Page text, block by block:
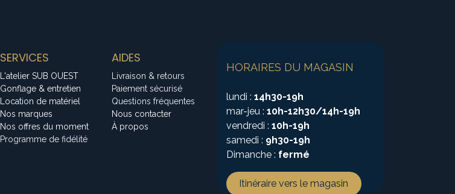
SERVICES
L'atelier SUB OUEST
Gonflage & entretien
Location de matériel
Nos marques
Nos offres du moment
Programme de fidélité
AIDES
Livraison & retours
Paiement sécurisé
Questions fréquentes
Nous contacter
À propos
HORAIRES DU MAGASIN
lundi : 14h30-19h
mar-jeu : 10h-12h30/14h-19h
vendredi : 10h-19h
samedi : 9h30-19h
Dimanche : fermé
Itinéraire vers le magasin